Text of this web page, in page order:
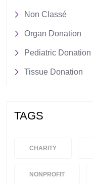
Non Classé
Organ Donation
Pediatric Donation
Tissue Donation
TAGS
CHARITY
NONPROFIT